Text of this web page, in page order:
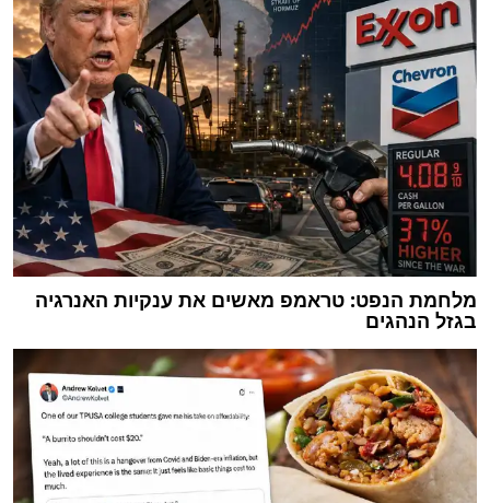
מלחמת הנפט: טראמפ מאשים את ענקיות האנרגיה
בגזל הנהגים